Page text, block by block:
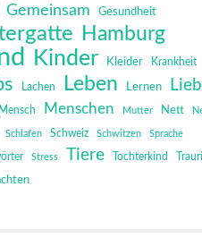
Gemeinsam Gesundheit
Hamburg
Kinder Kleider Krankheit
Lachen Leben Lernen
Mensch Menschen Mutter Nett
Schlafen Schweiz Schwitzen Sprache
Stress Tiere Tochterkind